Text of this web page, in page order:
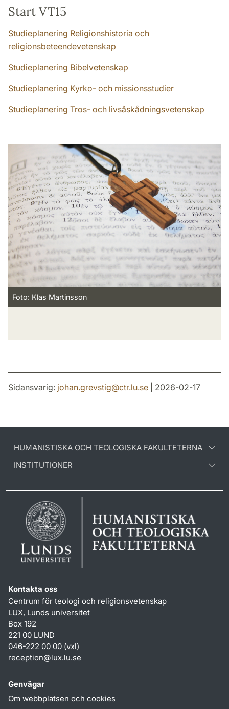
Start VT15
Studieplanering Religionshistoria och
religionsbeteendevetenskap
Studieplanering Bibelvetenskap
Studieplanering Kyrko- och missionsstudier
Studieplanering Tros- och livsåskådningsvetenskap
Foto: Klas Martinsson
Sidansvarig: johan.grevstig@ctr.lu.se | 2026-02-17
HUMANISTISKA OCH TEOLOGISKA FAKULTETERNA
INSTITUTIONER
Kontakta oss
Centrum för teologi och religionsvetenskap
LUX, Lunds universitet
Box 192
221 00 LUND
046-222 00 00 (vxl)
reception@lux.lu.se
Genvägar
Om webbplatsen och cookies